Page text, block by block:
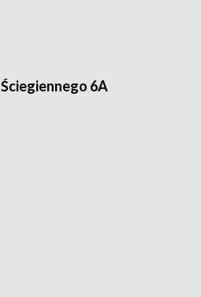
Ściegiennego 6A